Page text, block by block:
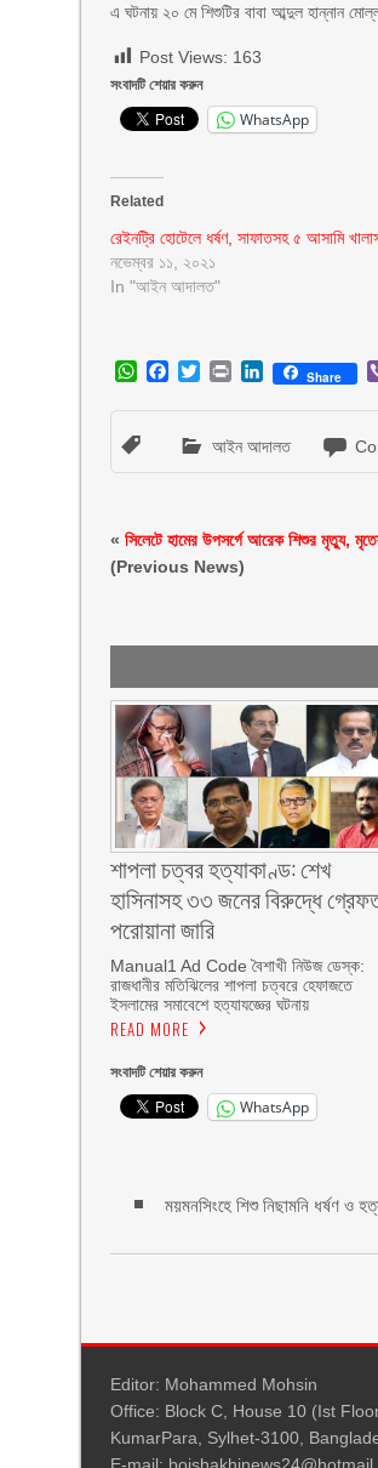
এ ঘটনায় ২০ মে শিশুটির বাবা আব্দুল হান্নান
Post Views: 163
সংবাদটি শেয়ার করুন
WhatsApp
Related
রেইনট্রি হোটেলে ধর্ষণ, সাফাতসহ ৫ আসামি
নভেম্বর ১১, ২০২১
In "আইন আদালত"
WhatsApp
Facebook
Twitter
Print LinkedIn
Share
আইন আদালত
«সিলেটে হামের উপসর্গে আরেক শিশুর মৃত্যু,
(Previous News)
শাপলা চত্বর হত্যাকাণ্ড: শেখ
হাসিনাসহ ৩৩ জনের বিরুদ্ধে
পরোয়ানা জারি
Manual1 Ad Code বৈশাখী নিউজ ডেস্ক:
রাজধানীর মতিঝিলের শাপলা চত্বরে হেফাজতে
ইসলামের সমাবেশে হত্যাযজ্ঞের ঘটনায়
READ MORE
সংবাদটি শেয়ার করুন
WhatsApp
ময়মনসিংহে শিশু নিছামনি ধর্ষণ ও
Editor: Mohammed Mohsin
Office: Block C, House 10 (Ist
KumarPara, Sylhet-3100,